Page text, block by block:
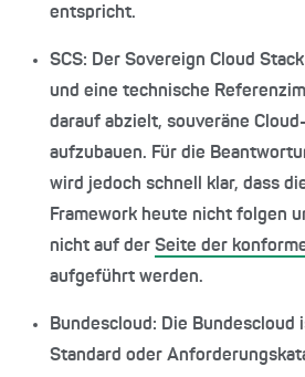
entspricht.
SCS: Der Sovereign Cloud
und eine technische
darauf abzielt, souveräne
aufzubauen. Für die
wird jedoch schnell klar, dass
Framework heute nicht folgen
nicht auf der Seite der
aufgeführt werden.
Bundescloud: Die Bundescloud
Standard oder